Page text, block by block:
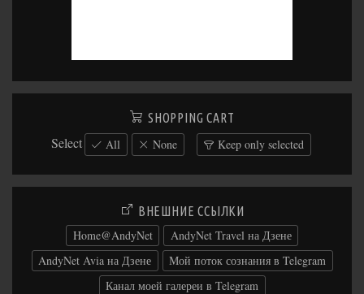
SHOPPING CART
Select All None Keep only selected
ВНЕШНИЕ ССЫЛКИ
Home@AndyNet
AndyNet Travel на Дзене
AndyNet Avia на Дзене
Мой поток сознания в Telegram
Канал моей галереи в Telegram